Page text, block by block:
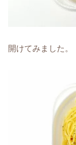
開けてみました。